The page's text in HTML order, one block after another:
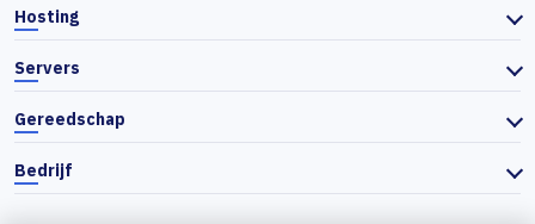
Hosting
Servers
Gereedschap
Bedrijf